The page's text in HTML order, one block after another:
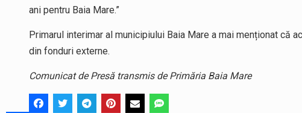
ani pentru Baia Mare.”
Primarul interimar al municipiului Baia Mare a mai menționat că
din fonduri externe.
Comunicat de Presă transmis de Primăria Baia Mare